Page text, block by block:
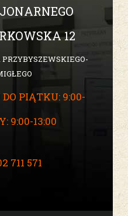
12
PIĄTKU: 9:00-
9:00-13:00
711 571